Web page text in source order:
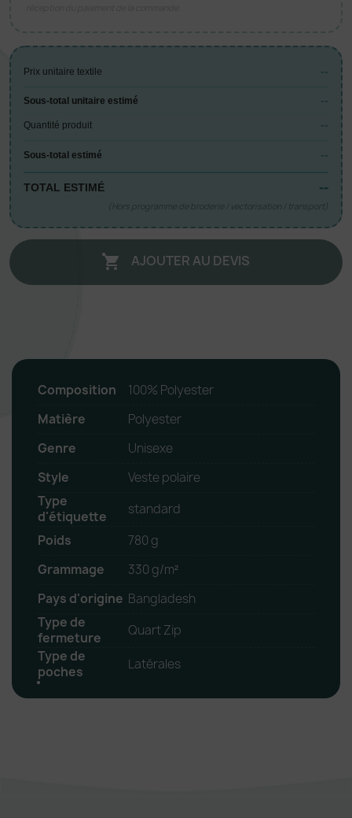
Prix unitaire textile --
Sous-total unitaire estimé --
Quantité produit --
Sous-total estimé --
TOTAL ESTIMÉ --
(Hors programme de broderie / vectorisation / transport)
 AJOUTER AU DEVIS
Composition
100% Polyester
Matière
Polyester
Genre
Unisexe
Style
Veste polaire
Type
d'étiquette
standard
Poids
780 g
Grammage
330 g/m²
Pays d'origine Bangladesh
Type de
fermeture
Quart Zip
Type de
poches
Latérales